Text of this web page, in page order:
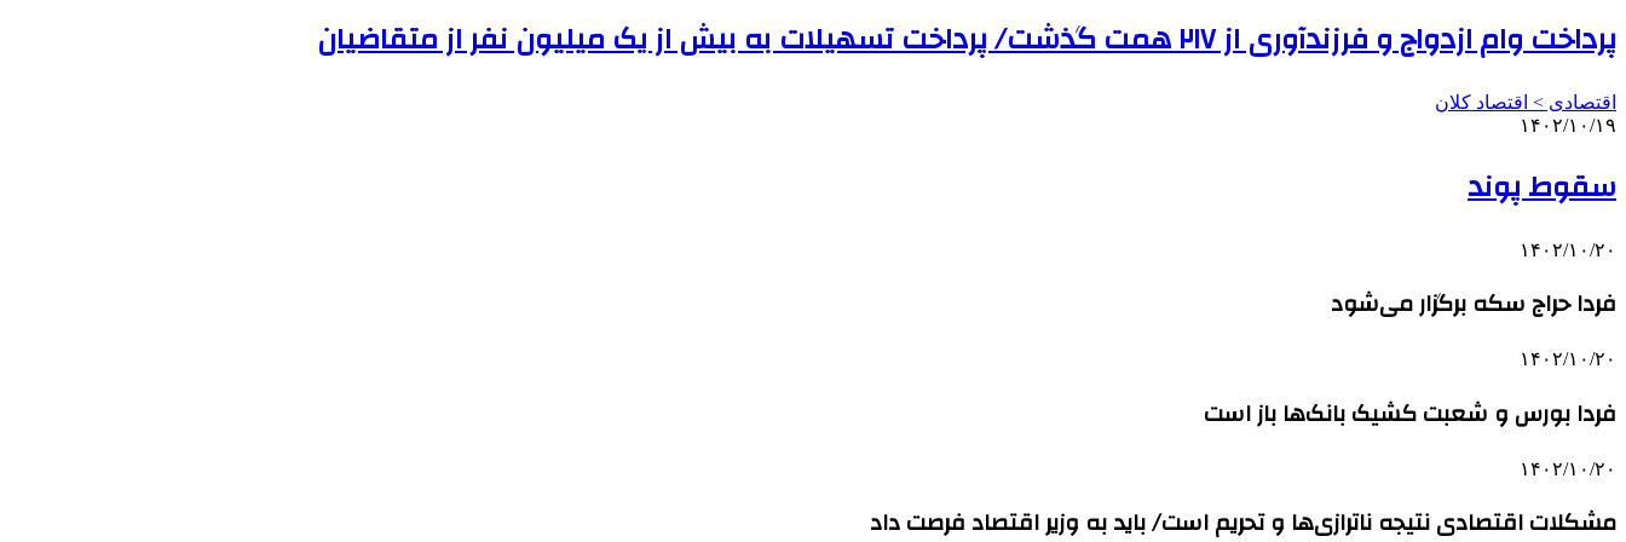
پرداخت وام ازدواج و فرزندآوری از ۲۱۷ همت گذشت/ پرداخت تسهیلات به بیش از یک میلیون نفر از متقاضیان
اقتصادی > اقتصاد کلان
۱۴۰۲/۱۰/۱۹
سقوط پوند
۱۴۰۲/۱۰/۲۰
فردا حراج سکه برگزار می‌شود
۱۴۰۲/۱۰/۲۰
فردا بورس و شعبت کشیک بانک‌ها باز است
۱۴۰۲/۱۰/۲۰
مشکلات اقتصادی نتیجه ناترازی‌ها و تحریم است/ باید به وزیر اقتصاد فرصت داد